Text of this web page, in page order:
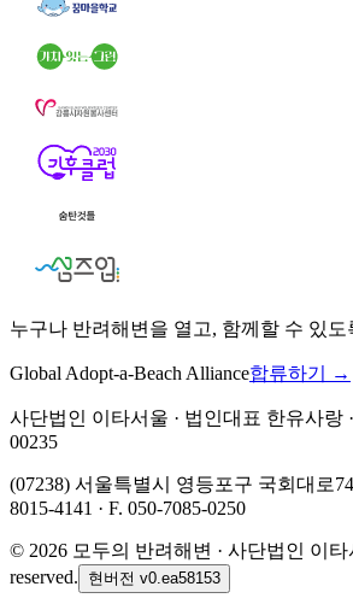
누구나 반려해변을 열고, 함께할 수 있도
Global Adopt-a-Beach Alliance합류하기 →
사단법인 이타서울 · 법인대표 한유사랑
00235
(07238) 서울특별시 영등포구 국회대로
8015-4141 · F. 050-7085-0250
© 2026 모두의 반려해변 · 사단법인 이
reserved.
현버전 v0.ea58153